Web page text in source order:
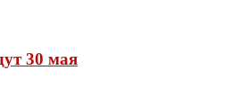
30 мая